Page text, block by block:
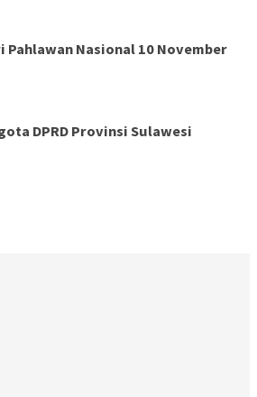
Pahlawan Nasional 10 November
DPRD Provinsi Sulawesi